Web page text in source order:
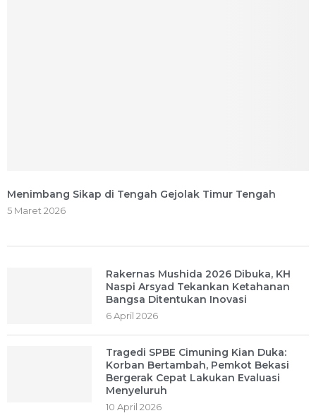
Menimbang Sikap di Tengah Gejolak Timur Tengah
5 Maret 2026
Rakernas Mushida 2026 Dibuka, KH
Naspi Arsyad Tekankan Ketahanan
Bangsa Ditentukan Inovasi
6 April 2026
Tragedi SPBE Cimuning Kian Duka:
Korban Bertambah, Pemkot Bekasi
Bergerak Cepat Lakukan Evaluasi
Menyeluruh
10 April 2026